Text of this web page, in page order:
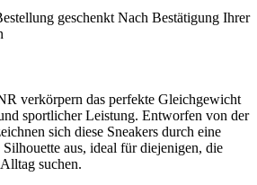
geschenkt Nach Bestätigung Ihrer
verkörpern das perfekte Gleichgewicht
sportlicher Leistung. Entworfen von der
sich diese Sneakers durch eine
aus, ideal für diejenigen, die
suchen.